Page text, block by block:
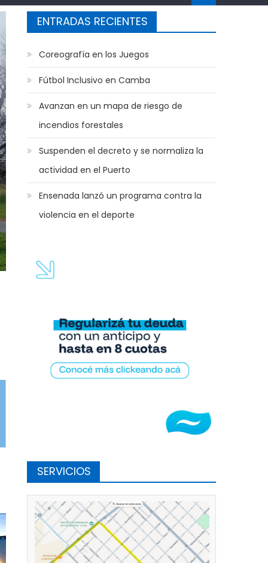
ENTRADAS RECIENTES
Coreografía en los Juegos
Fútbol Inclusivo en Camba
Avanzan en un mapa de riesgo de
incendios forestales
Suspenden el decreto y se normaliza la
actividad en el Puerto
Ensenada lanzó un programa contra la
violencia en el deporte
SERVICIOS